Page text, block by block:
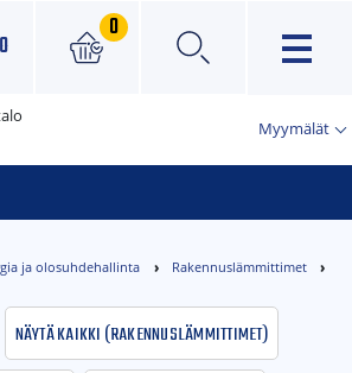
0
×
Myymälät
ja olosuhdehallinta
Rakennuslämmittimet
Näytä kaikki (Rakennuslämmittimet)